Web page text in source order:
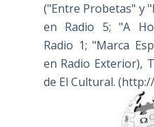
("Entre Probetas" y
en Radio 5; "A
Radio 1; "Marca
en Radio Exterior),
de El Cultural. (